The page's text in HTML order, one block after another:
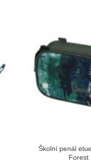
Školní penál
Forest